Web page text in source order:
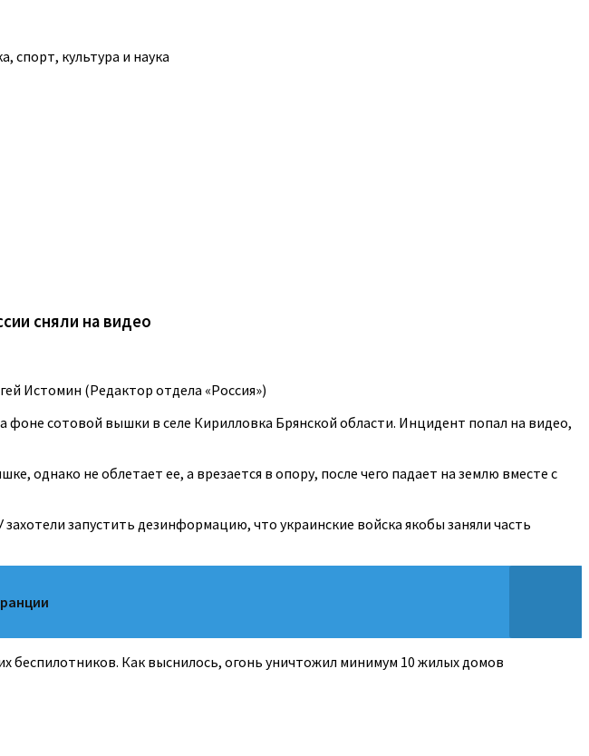
спорт, культура и наука
сняли на видео
Истомин (Редактор отдела «Россия»)
сотовой вышки в селе Кирилловка Брянской области. Инцидент попал на видео,
однако не облетает ее, а врезается в опору, после чего падает на землю вместе с
запустить дезинформацию, что украинские войска якобы заняли часть
беспилотников. Как выснилось, огонь уничтожил минимум 10 жилых домов